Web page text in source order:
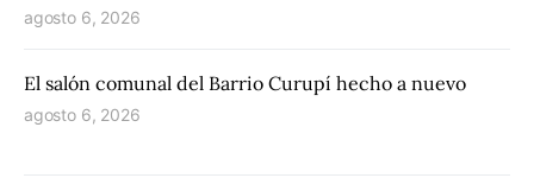
agosto 6, 2026
El salón comunal del Barrio Curupí hecho a nuevo
agosto 6, 2026